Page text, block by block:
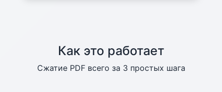
Как это работает
Сжатие PDF всего за 3 простых шага